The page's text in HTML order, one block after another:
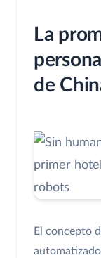
La
de
El concepto